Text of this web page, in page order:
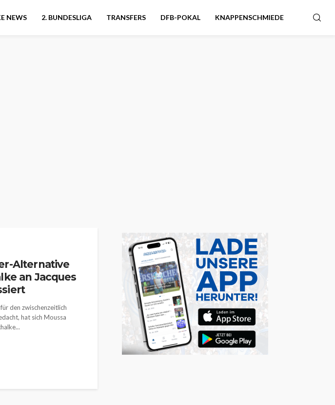
NEWS 2. BUNDESLIGA TRANSFERS DFB-POKAL KNAPPENSCHMIEDE
Alternative
an Jacques
den zwischenzeitlich
hat sich Moussa